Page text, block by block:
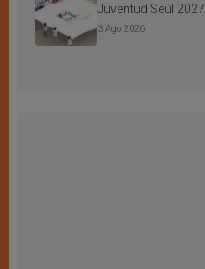
Juventud Seúl 2027
3 Ago 2026